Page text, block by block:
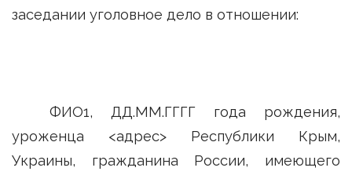
заседании уголовное дело в отношении:
ФИО1, ДД.ММ.ГГГГ года рождения,
уроженца <адрес> Республики Крым,
Украины, гражданина России, имеющего